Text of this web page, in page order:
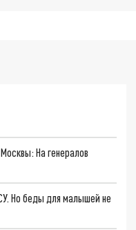
На генералов
Но беды для малышей не